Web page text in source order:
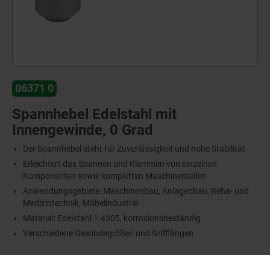
06371 0
Spannhebel Edelstahl mit
Innengewinde, 0 Grad
Der Spannhebel steht für Zuverlässigkeit und hohe Stabilität
Erleichtert das Spannen und Klemmen von einzelnen
Komponenten sowie kompletten Maschinenteilen
Anwendungsgebiete: Maschinenbau, Anlagenbau, Reha- und
Medizintechnik, Möbelindustrie
Material: Edelstahl 1.4305, korrosionsbeständig
Verschiedene Gewindegrößen und Grifflängen